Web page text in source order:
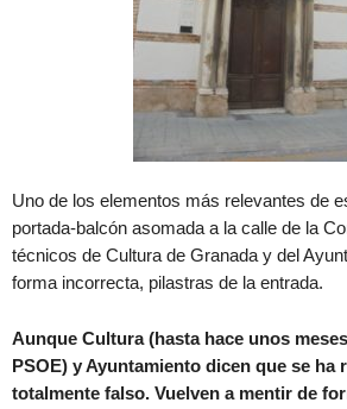
Uno de los elementos más relevantes de
portada-balcón asomada a la calle de la
técnicos de Cultura de Granada y del
forma incorrecta, pilastras de la entrada.
Aunque Cultura (hasta hace unos
PSOE) y Ayuntamiento dicen que se ha
totalmente falso. Vuelven a mentir de